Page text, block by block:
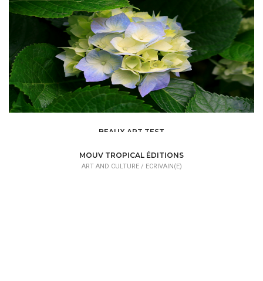
BEAUX ART TEST
MOUV TROPICAL ÉDITIONS
ART AND CULTURE / ECRIVAIN(E)